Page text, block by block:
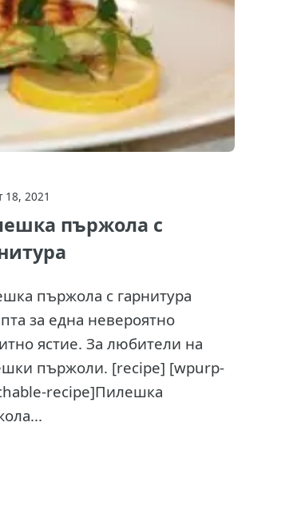
18, 2021
пържола с
пържола с гарнитура
за една невероятно
ястие. За любители на
пържоли. [recipe] [wpurp-
recipe]Пилешка